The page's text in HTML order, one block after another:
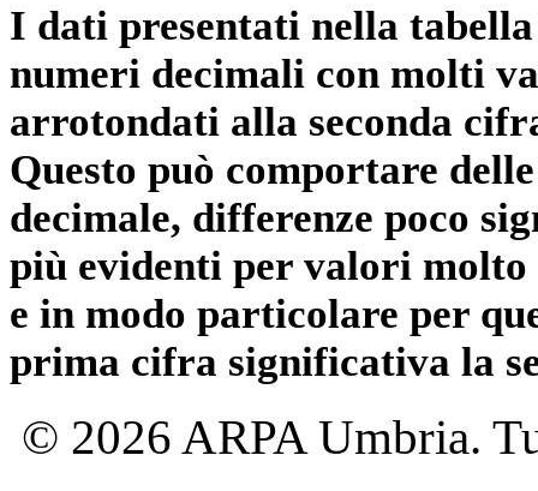
I dati presentati nella
numeri decimali con molti
arrotondati alla seconda
Questo può comportare
decimale, differenze poco
più evidenti per valori
e in modo particolare per
prima cifra significativa la
© 2026 ARPA Umbria.